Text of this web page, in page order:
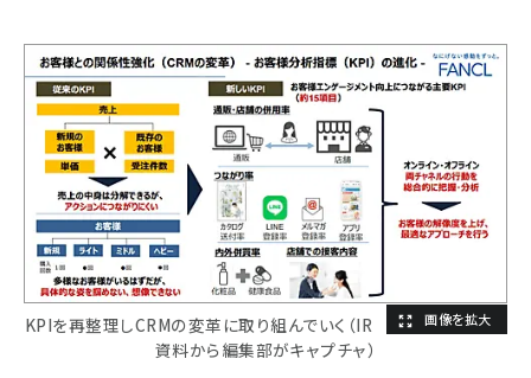
KPIを再整理しCRMの変革に取り組んでいく（IR
資料から編集部がキャプチャ）